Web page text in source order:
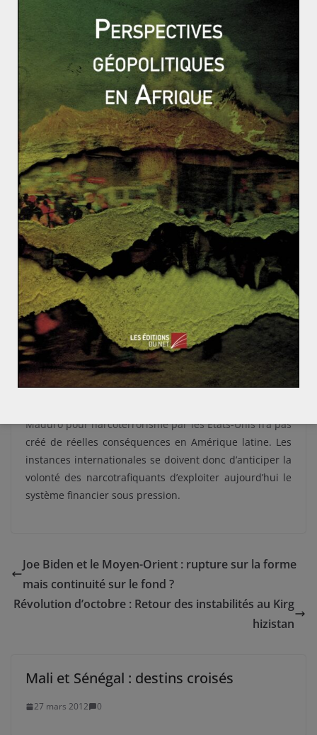
trafiquants brésiliens du PCC à Maputo en avril 2020
montre que les routes de la drogue demeurent très
internationales. Ainsi, à la suite de contrôles exercés
par l’organisme Frontex aux frontières de l’UE, la route
de l’héroïne Afghanistan-Europe ne passe plus
principalement par les Balkans. Elle traverse désormais
les ports secondaires du Moyen-Orient. De même, «
l’A10 », route de la cocaïne vers l’Europe, circule
désormais par les îles Canaries et la Guinée-Bissau,
premier narco-état africain. L’Afrique du Sud, grâce à
des infrastructures portuaires développées, est
devenue un hub du narcotrafic de cocaïne.
De nouvelles plaques tournantes sont apparues.La
Linea de la concepcion,ville espagnole à la limite de
Gibraltar et d’Algesiras, est devenue la porte d’entrée
de la cocaïne sur le vieux continent. Ces plaques
tournantes deviennent également des marchés de
consommation.Plus de 3% de Mombasa, lieu de transit
du narcotrafic, a déjà consommé de l’héroïne en 2020.
La lutte mondiale contre le narcotrafic n’a pas su
profiter de la pandémie pour annihiler certaines routes
Maduro pour narcoterrorisme par les Etats-Unis n’a pas
créé de réelles conséquences en Amérique latine. Les
instances internationales se doivent donc d’anticiper la
volonté des narcotrafiquants d’exploiter aujourd’hui le
système financier sous pression.
Joe Biden et le Moyen-Orient : rupture sur la forme
mais continuité sur le fond ?
Révolution d’octobre : Retour des instabilités au Kirg
hizistan
Mali et Sénégal : destins croisés
27 mars 2012 0